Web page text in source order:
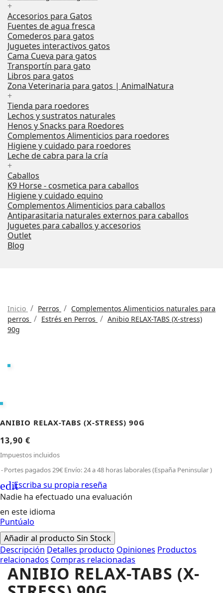
+
Accesorios para Gatos
Fuentes de agua fresca
Comederos para gatos
Juguetes interactivos gatos
Cama Cueva para gatos
Transportín para gato
Libros para gatos
Zona Veterinaria para gatos | AnimalNatura
+
Tienda para roedores
Lechos y sustratos naturales
Henos y Snacks para Roedores
Complementos Alimenticios para roedores
Higiene y cuidado para roedores
Leche de cabra para la cría
+
Caballos
K9 Horse - cosmetica para caballos
Higiene y cuidado equino
Complementos Alimenticios para caballos
Antiparasitaria naturales externos para caballos
Juguetes para caballos y accesorios
Outlet
Blog
Inicio Perros
Complementos Alimenticios naturales para
perros
Estrés en Perros
Anibio RELAX-TABS (X-stress)
90g
ANIBIO RELAX-TABS (X-STRESS) 90G
13,90 €
Impuestos incluidos
Portes pagados 29€ Envío: 24 a 48 horas laborales (España Peninsular )
editEscriba su propia reseña
Nadie ha efectuado una evaluación
en este idioma
Puntúalo
Añadir al producto Sin Stock
Descripción Detalles producto Opiniones Productos
relacionados Compras relacionadas
ANIBIO RELAX-TABS (X-